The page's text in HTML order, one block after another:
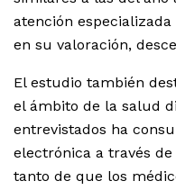
atención
en su valoración,
El estudio también
el ámbito de la salud
entrevistados ha
electrónica a través
tanto de que los